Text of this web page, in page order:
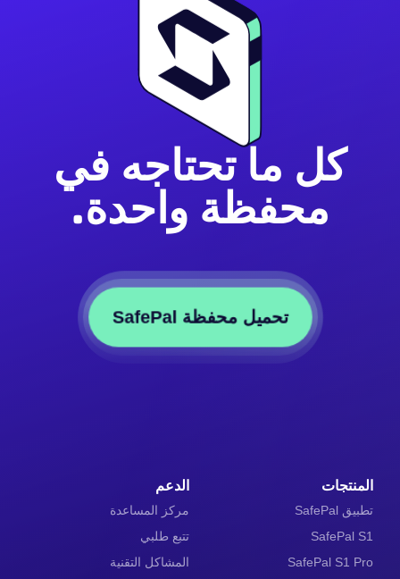
كل ما تحتاجه في
محفظة واحدة.
تحميل محفظة SafePal
المنتجات
تطبيق SafePal
SafePal S1
SafePal S1 Pro
الدعم
مركز المساعدة
تتبع طلبي
المشاكل التقنية